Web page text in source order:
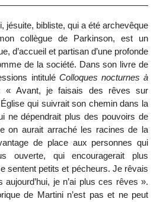
jésuite, bibliste, qui a été archevêque
collègue de Parkinson, est un
d’accueil et partisan d’une profonde
de la société. Dans son livre de
intitulé Colloques nocturnes à
« Avant, je faisais des rêves sur
Église qui suivrait son chemin dans la
ne dépendrait plus des pouvoirs de
on aurait arraché les racines de la
de place aux personnes qui
ouverte, qui encouragerait plus
sentent petits et pécheurs. Je rêvais
aujourd’hui, je n’ai plus ces rêves ».
de Martini n’est pas et ne peut